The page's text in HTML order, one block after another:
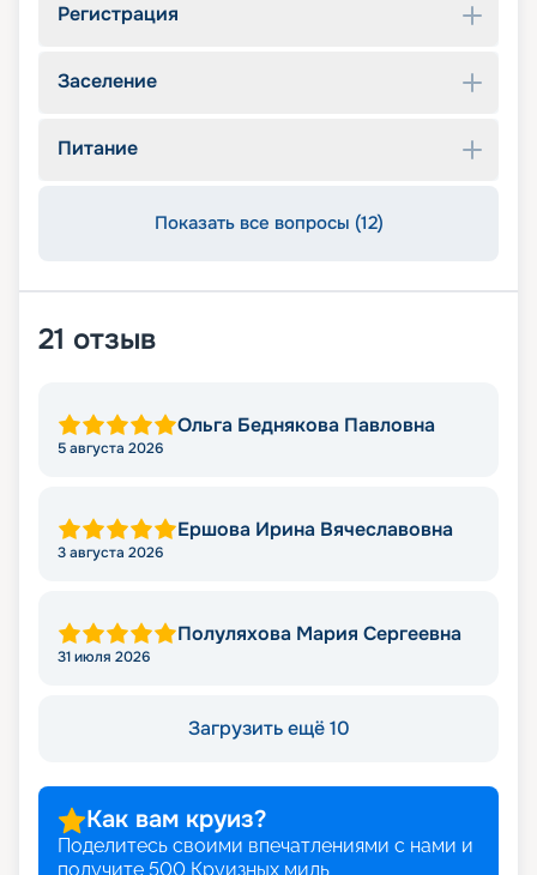
Регистрация
Заселение
Питание
Показать все вопросы (12)
21 отзыв
Ольга Беднякова Павловна
5 августа 2026
Ершова Ирина Вячеславовна
3 августа 2026
Полуляхова Мария Сергеевна
31 июля 2026
Загрузить ещё 10
Как вам круиз?
Поделитесь своими впечатлениями с нами и
получите 500 Круизных миль